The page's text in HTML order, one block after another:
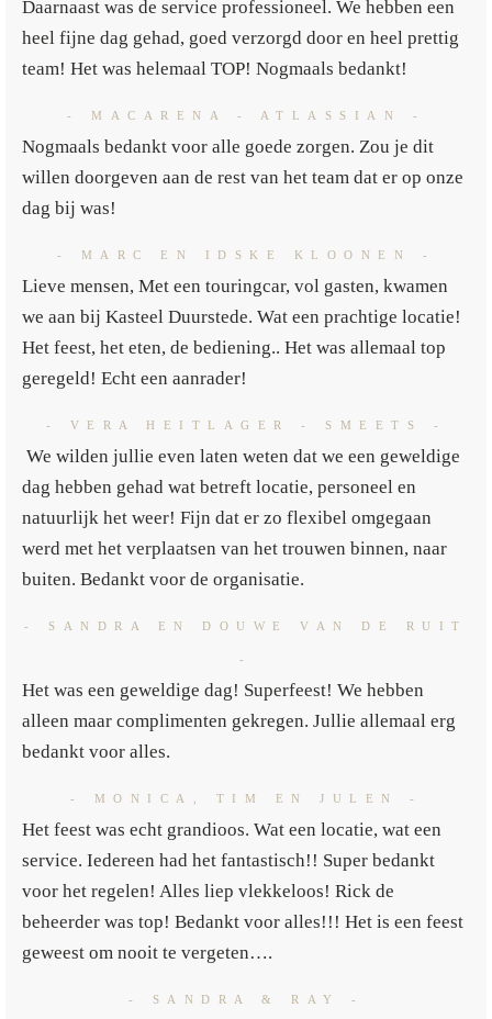
Daarnaast was de service professioneel. We hebben een
heel fijne dag gehad, goed verzorgd door en heel prettig
team! Het was helemaal TOP! Nogmaals bedankt!
- MACARENA - ATLASSIAN -
Nogmaals bedankt voor alle goede zorgen. Zou je dit
willen doorgeven aan de rest van het team dat er op onze
dag bij was!
- MARC EN IDSKE KLOONEN -
Lieve mensen, Met een touringcar, vol gasten, kwamen
we aan bij Kasteel Duurstede. Wat een prachtige locatie!
Het feest, het eten, de bediening.. Het was allemaal top
geregeld! Echt een aanrader!
- VERA HEITLAGER - SMEETS -
We wilden jullie even laten weten dat we een geweldige
dag hebben gehad wat betreft locatie, personeel en
natuurlijk het weer! Fijn dat er zo flexibel omgegaan
werd met het verplaatsen van het trouwen binnen, naar
buiten. Bedankt voor de organisatie.
- SANDRA EN DOUWE VAN DE RUIT
-
Het was een geweldige dag! Superfeest! We hebben
alleen maar complimenten gekregen. Jullie allemaal erg
bedankt voor alles.
- MONICA, TIM EN JULEN -
Het feest was echt grandioos. Wat een locatie, wat een
service. Iedereen had het fantastisch!! Super bedankt
voor het regelen! Alles liep vlekkeloos! Rick de
beheerder was top! Bedankt voor alles!!! Het is een feest
geweest om nooit te vergeten….
- SANDRA & RAY -